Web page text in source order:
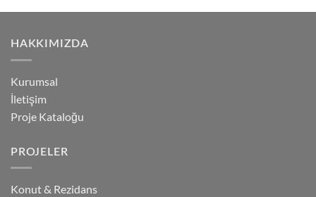
HAKKIMIZDA
Kurumsal
İletişim
Proje Kataloğu
PROJELER
Konut & Rezidans